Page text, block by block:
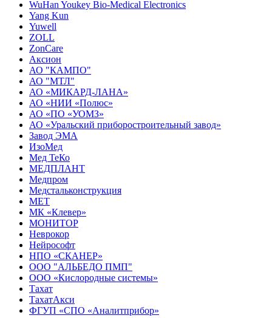
WuHan Youkey Bio-Medical Electronics
Yang Kun
Yuwell
ZOLL
ZonCare
Аксион
АО "КАМПО"
АО "МТЛ"
АО «МИКАРД-ЛАНА»
АО «НИИ «Полюс»
АО «ПО «УОМЗ»
АО «Уральский приборостроительный завод»
Завод ЭМА
ИзоМед
Мед ТеКо
МЕДПЛАНТ
Медпром
Медстальконструкция
МЕТ
МК «Клевер»
МОНИТОР
Неврокор
Нейрософт
НПО «СКАНЕР»
ООО "АЛЬБЕДО ПМП"
ООО «Кислородные системы»
Тахат
ТахатАкси
ФГУП «СПО «Аналитприбор»